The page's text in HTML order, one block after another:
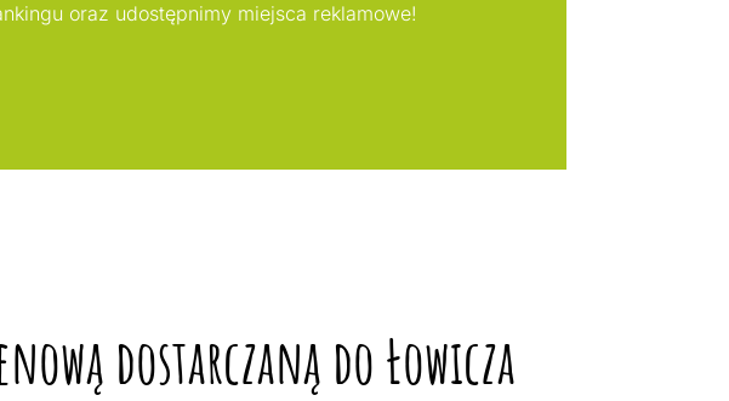
oraz udostępnimy miejsca reklamowe!
dostarczaną do Łowicza